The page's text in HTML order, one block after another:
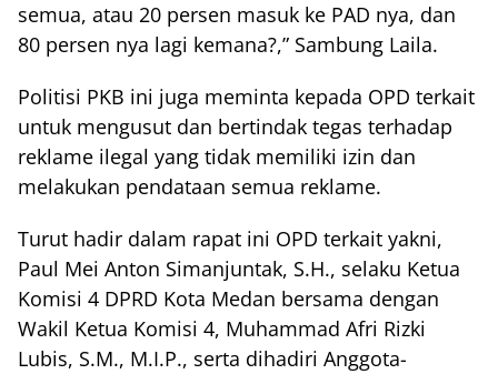
semua, atau 20 persen masuk ke PAD nya, dan
80 persen nya lagi kemana?,” Sambung Laila.
Politisi PKB ini juga meminta kepada OPD terkait
untuk mengusut dan bertindak tegas terhadap
reklame ilegal yang tidak memiliki izin dan
melakukan pendataan semua reklame.
Turut hadir dalam rapat ini OPD terkait yakni,
Paul Mei Anton Simanjuntak, S.H., selaku Ketua
Komisi 4 DPRD Kota Medan bersama dengan
Wakil Ketua Komisi 4, Muhammad Afri Rizki
Lubis, S.M., M.I.P., serta dihadiri Anggota-